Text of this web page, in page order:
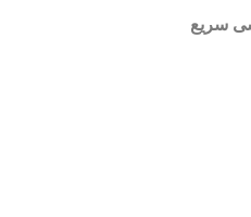
سریع